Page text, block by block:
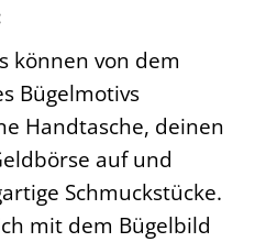
können von dem
Bügelmotivs
Handtasche, deinen
auf und
Schmuckstücke.
mit dem Bügelbild